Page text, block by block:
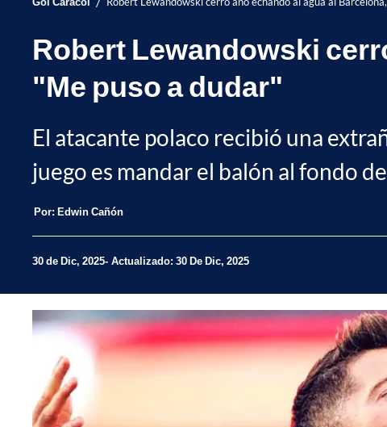
Robert Lewandowski
"Me puso a dudar"
El atacante polaco recibió una
juego es mandar el balón al fondo
Por: Edwin Cañón
30 de Dic, 2025 Actualizado: 30 De Dic, 2025